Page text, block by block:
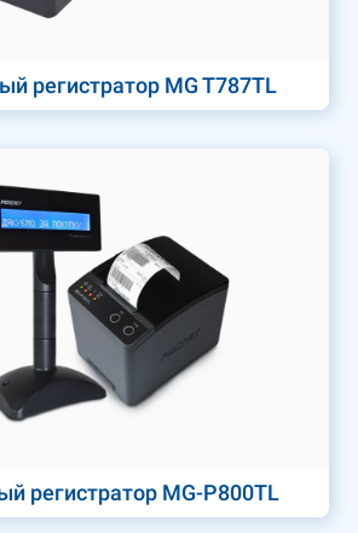
регистратор MG T787TL
регистратор MG-P800TL